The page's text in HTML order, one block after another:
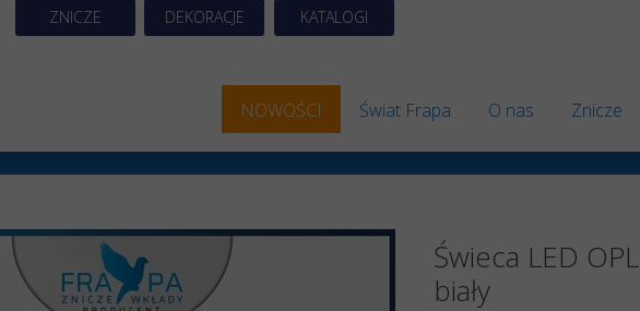
ZNICZE KATALOGI
DEKORACJE
NOWOŚCI Świat Frapa O nas
Znicze
Znicze
Znicze
Świeca LED
biały